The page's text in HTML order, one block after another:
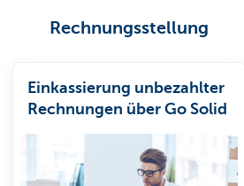
Rechnungsstellung
Einkassierung unbezahlter
Rechnungen über Go Solid